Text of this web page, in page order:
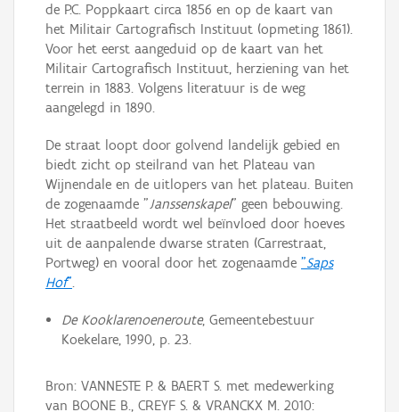
de P.C. Poppkaart circa 1856 en op de kaart van
het Militair Cartografisch Instituut (opmeting 1861).
Voor het eerst aangeduid op de kaart van het
Militair Cartografisch Instituut, herziening van het
terrein in 1883. Volgens literatuur is de weg
aangelegd in 1890.
De straat loopt door golvend landelijk gebied en
biedt zicht op steilrand van het Plateau van
Wijnendale en de uitlopers van het plateau. Buiten
de zogenaamde "Janssenskapel" geen bebouwing.
Het straatbeeld wordt wel beïnvloed door hoeves
uit de aanpalende dwarse straten (Carrestraat,
Portweg) en vooral door het zogenaamde "Saps
Hof".
De Kooklarenoeneroute, Gemeentebestuur
Koekelare, 1990, p. 23.
Bron: VANNESTE P. & BAERT S. met medewerking
van BOONE B., CREYF S. & VRANCKX M. 2010: